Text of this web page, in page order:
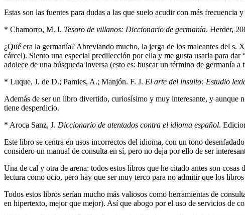
Estas son las fuentes para dudas a las que suelo acudir con más
* Chamorro, M. I. Tesoro de villanos: Diccionario de germanía. Herder,
¿Qué era la germanía? Abreviando mucho, la jerga de los maleantes del
cárcel). Siento una especial predilección por ella y me gusta usarla para
adolece de una búsqueda inversa (esto es: buscar un término de germanía a
* Luque, J. de D.; Pamies, A.; Manjón. F. J. El arte del insulto: Estudio
Además de ser un libro divertido, curiosísimo y muy interesante, y aunque
tiene desperdicio.
* Aroca Sanz, J. Diccionario de atentados contra el idioma español.
Este libro se centra en usos incorrectos del idioma, con un tono
considero un manual de consulta en sí, pero no deja por ello de ser
Una de cal y otra de arena: todos estos libros que he citado antes son
lectura como ocio, pero hay que ser muy terco para no admitir que los
Todos estos libros serían mucho más valiosos como herramientas de
en hipertexto, mejor que mejor). Así que abogo por el uso de servicios de